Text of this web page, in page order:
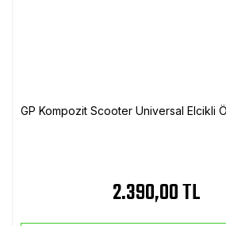
GP Kompozit Scooter Universal Elcikli
2.390,00 TL